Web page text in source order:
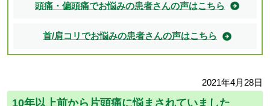
頭痛・偏頭痛でお悩みの患者さんの声はこちら
首/肩コリでお悩みの患者さんの声はこちら
2021年4月28日
10年以上前から片頭痛に悩まされていました